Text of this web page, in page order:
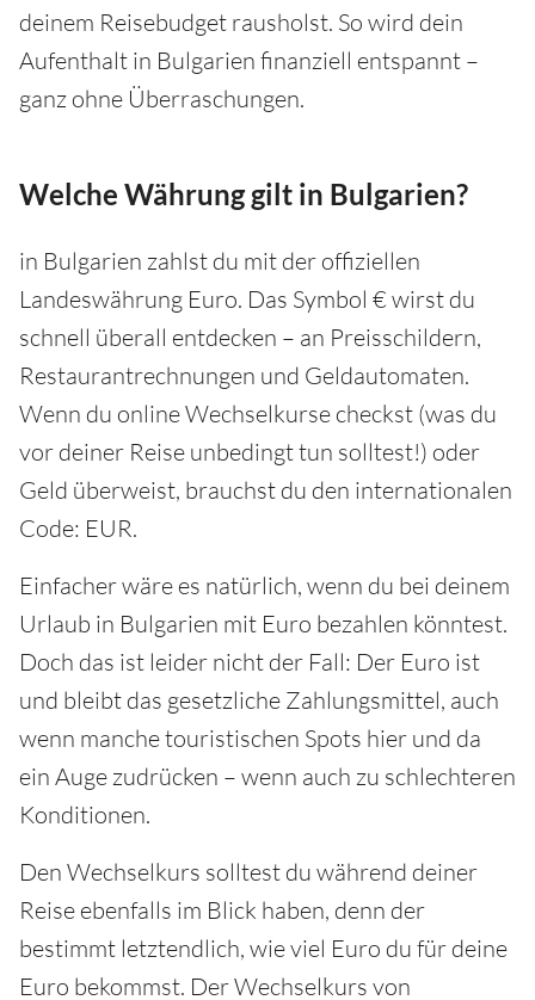
deinem Reisebudget rausholst. So wird dein
Aufenthalt in Bulgarien finanziell entspannt –
ganz ohne Überraschungen.
Welche Währung gilt in Bulgarien?
in Bulgarien zahlst du mit der offiziellen
Landeswährung Euro. Das Symbol € wirst du
schnell überall entdecken – an Preisschildern,
Restaurantrechnungen und Geldautomaten.
Wenn du online Wechselkurse checkst (was du
vor deiner Reise unbedingt tun solltest!) oder
Geld überweist, brauchst du den internationalen
Code: EUR.
Einfacher wäre es natürlich, wenn du bei deinem
Urlaub in Bulgarien mit Euro bezahlen könntest.
Doch das ist leider nicht der Fall: Der Euro ist
und bleibt das gesetzliche Zahlungsmittel, auch
wenn manche touristischen Spots hier und da
ein Auge zudrücken – wenn auch zu schlechteren
Konditionen.
Den Wechselkurs solltest du während deiner
Reise ebenfalls im Blick haben, denn der
bestimmt letztendlich, wie viel Euro du für deine
Euro bekommst. Der Wechselkurs von